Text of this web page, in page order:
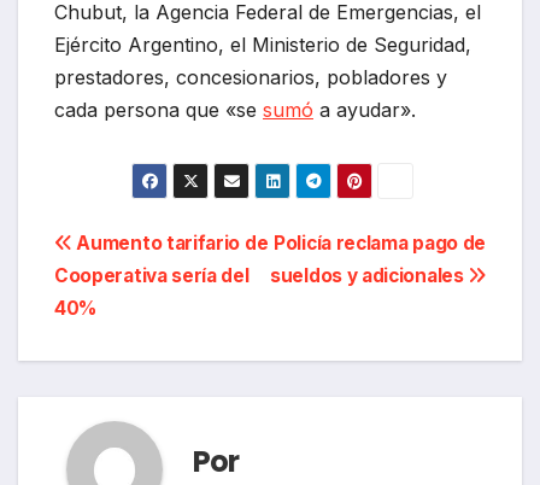
Chubut, la Agencia Federal de Emergencias, el
Ejército Argentino, el Ministerio de Seguridad,
prestadores, concesionarios, pobladores y
cada persona que «se sumó a ayudar».
Navegación
de
entradas
Policía reclama pago de
sueldos y adicionales
Aumento tarifario de
Cooperativa sería del
40%
Por